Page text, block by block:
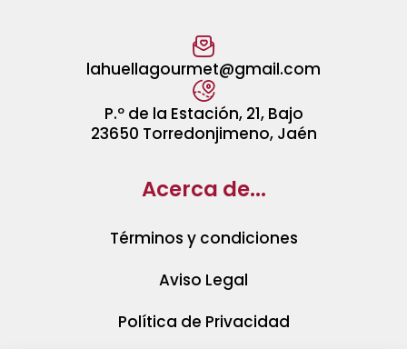
lahuellagourmet@gmail.com
P.º de la Estación, 21, Bajo
23650 Torredonjimeno, Jaén
Acerca de...
Términos y condiciones
Aviso Legal
Política de Privacidad